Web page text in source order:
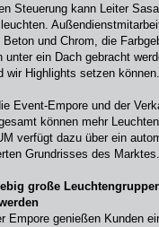
Steuerung kann Leiter
und Chrom, die
ein Dach gebracht
wir Highlights setzen können.
Event-Empore und der
können mehr
verfügt dazu über ein
Grundrisses des
große
Empore genießen Kunden